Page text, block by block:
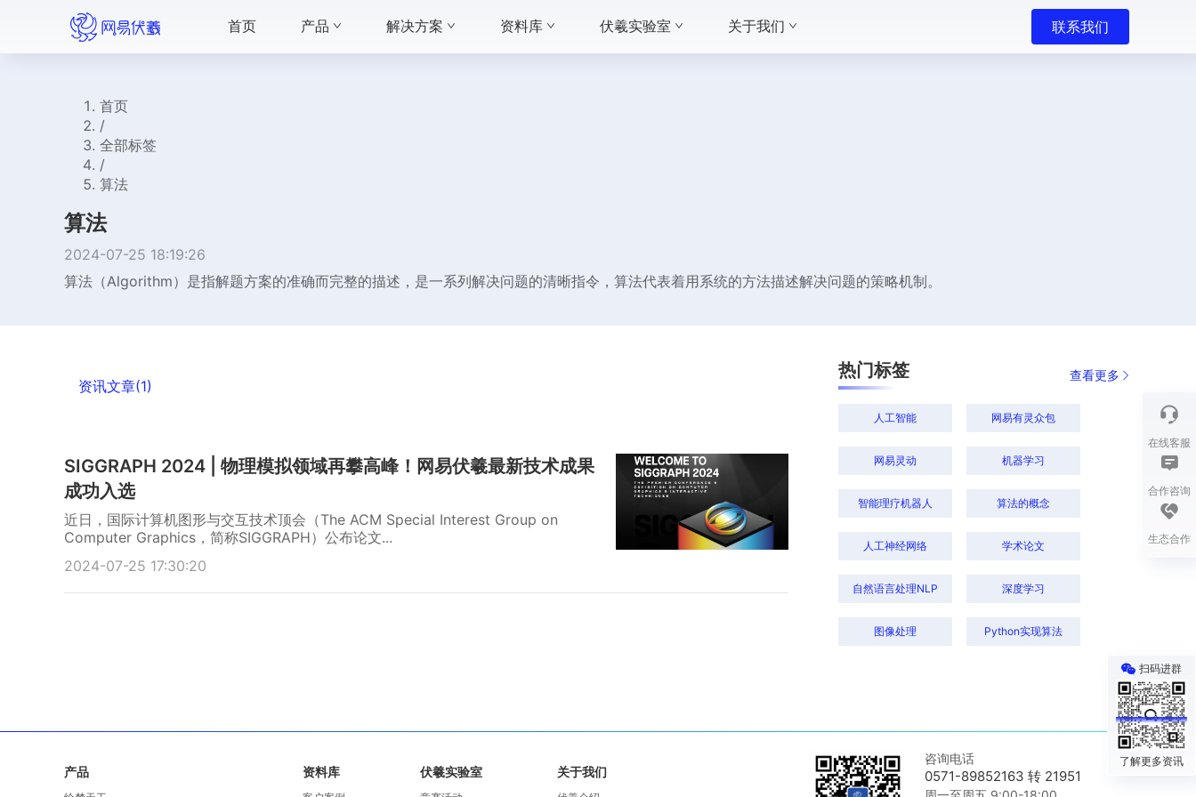
首页 产品 解决方案 资料库 伏羲实验室 关于我们 联系我们
首页
/
全部标签
/
算法
算法
2024-07-25 18:19:26
算法（Algorithm）是指解题方案的准确而完整的描述，是一系列解决问题的清晰指令，算法代表着用系统的方法描述解决问题的策略机制。
资讯文章(1)
SIGGRAPH 2024 | 物理模拟领域再攀高峰！网易伏羲最新技术成果
成功入选
近日，国际计算机图形与交互技术顶会（The ACM Special Interest Group on
Computer Graphics，简称SIGGRAPH）公布论文...
2024-07-25 17:30:20
热门标签 查看更多
人工智能 网易有灵众包
网易灵动 机器学习
智能理疗机器人 算法的概念
人工神经网络 学术论文
自然语言处理NLP 深度学习
图像处理 Python实现算法
产品 资料库 伏羲实验室 关于我们
咨询电话
0571-89852163 转 21951
在线客服
合作咨询
生态合作
扫码进群
了解更多资讯